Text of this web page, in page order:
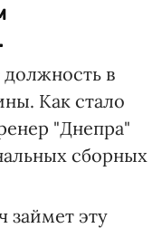
в
Как стало
"Днепра"
сборных
займет эту